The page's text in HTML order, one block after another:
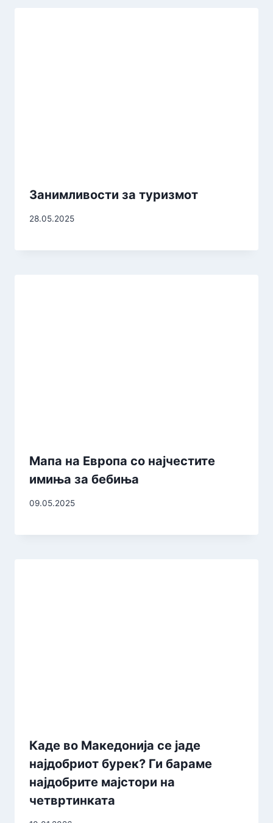
Занимливости за туризмот
28.05.2025
Мапа на Европа со најчестите
имиња за бебиња
09.05.2025
Каде во Македонија се јаде
најдобриот бурек? Ги бараме
најдобрите мајстори на
четвртинката